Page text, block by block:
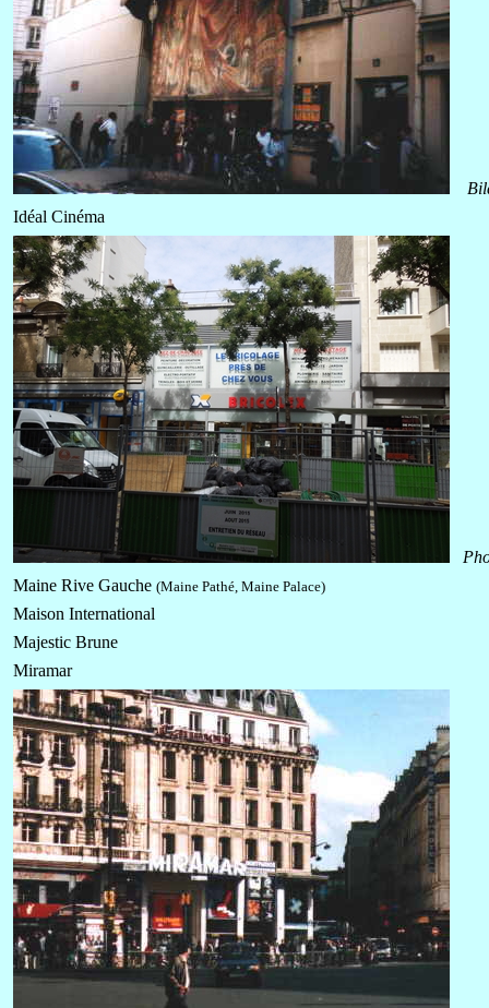
Idéal Cinéma
Maine Rive Gauche (Maine Pathé, Maine Palace)
Maison International
Majestic Brune
Miramar